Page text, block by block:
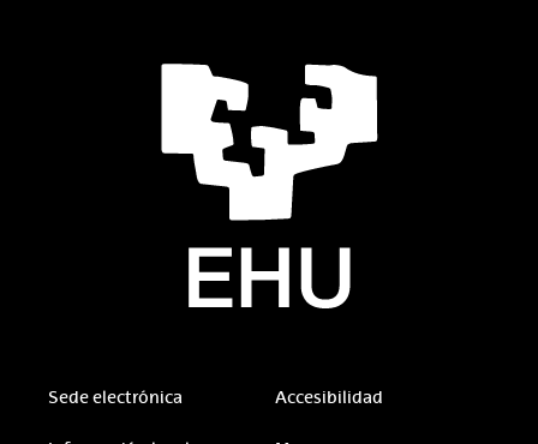
Sede electrónica Accesibilidad